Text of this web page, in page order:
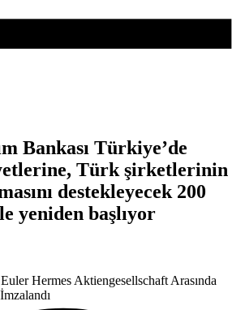
Bankası Türkiye’de
Türk şirketlerinin
destekleyecek 200
yeniden başlıyor